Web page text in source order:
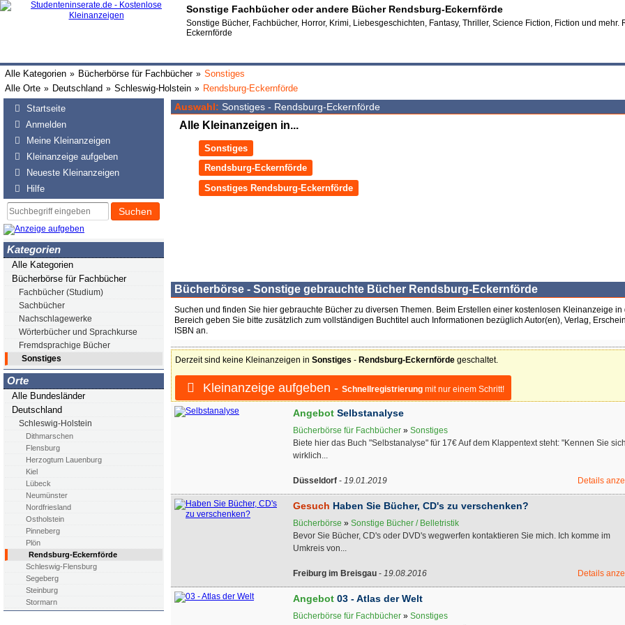
Sonstige Fachbücher oder andere Bücher Rendsburg-Eckernförde
Sonstige Bücher, Fachbücher, Horror, Krimi, Liebesgeschichten, Fantasy, Thriller, Science Fiction, Fiction und mehr.
Eckernförde
Alle Kategorien » Bücherbörse für Fachbücher » Sonstiges
Alle Orte » Deutschland » Schleswig-Holstein » Rendsburg-Eckernförde
Startseite
Anmelden
Meine Kleinanzeigen
Kleinanzeige aufgeben
Neueste Kleinanzeigen
Hilfe
Suchen
Kategorien
Alle Kategorien
Bücherbörse für Fachbücher
Fachbücher (Studium)
Sachbücher
Nachschlagewerke
Wörterbücher und Sprachkurse
Fremdsprachige Bücher
Sonstiges
Orte
Alle Bundesländer
Deutschland
Schleswig-Holstein
Dithmarschen
Flensburg
Herzogtum Lauenburg
Kiel
Lübeck
Neumünster
Nordfriesland
Ostholstein
Pinneberg
Plön
Rendsburg-Eckernförde
Schleswig-Flensburg
Segeberg
Steinburg
Stormarn
Auswahl: Sonstiges - Rendsburg-Eckernförde
Alle Kleinanzeigen in...
Sonstiges
Rendsburg-Eckernförde
Sonstiges Rendsburg-Eckernförde
Bücherbörse - Sonstige gebrauchte Bücher Rendsburg-Eckernförde
Suchen und finden Sie hier gebrauchte Bücher zu diversen Themen. Beim Erstellen einer kostenlosen Kleinanzeige in
Bereich geben Sie bitte zusätzlich zum vollständigen Buchtitel auch Informationen bezüglich Autor(en), Verlag,
ISBN an.
Derzeit sind keine Kleinanzeigen in Sonstiges - Rendsburg-Eckernförde geschaltet.
Kleinanzeige aufgeben -Schnellregistrierung mit nur einem Schritt!
Angebot Selbstanalyse
Bücherbörse für Fachbücher » Sonstiges
Biete hier das Buch "Selbstanalyse" für 17€ Auf dem Klappentext steht: "Kennen Sie sich
wirklich...
Düsseldorf - 19.01.2019 Details
Gesuch Haben Sie Bücher, CD's zu verschenken?
Bücherbörse » Sonstige Bücher / Belletristik
Bevor Sie Bücher, CD's oder DVD's wegwerfen kontaktieren Sie mich. Ich komme im
Umkreis von...
Freiburg im Breisgau - 19.08.2016 Details
Angebot 03 - Atlas der Welt
Bücherbörse für Fachbücher » Sonstiges